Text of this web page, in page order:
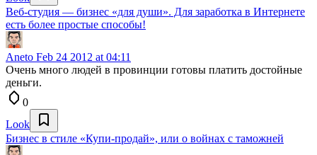
Веб-студия — бизнес «для души». Для заработка в Интернете
есть более простые способы!
Aneto Feb 24 2012 at 04:11
Очень много людей в провинции готовы платить достойные
деньги.
0
Look
Бизнес в стиле «Купи-продай», или о войнах с таможней